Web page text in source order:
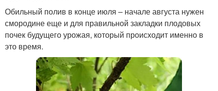
Обильный полив в конце июля – начале августа нужен
смородине еще и для правильной закладки плодовых
почек будущего урожая, который происходит именно в
это время.